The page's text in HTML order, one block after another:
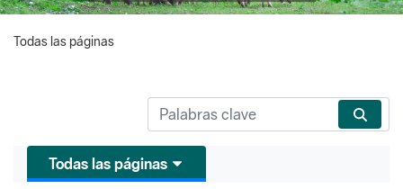
Todas las páginas
Todas las páginas